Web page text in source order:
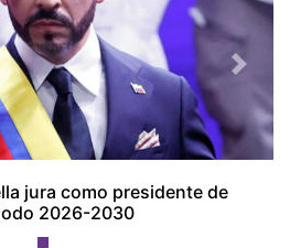
jura como presidente de
2026-2030
Next